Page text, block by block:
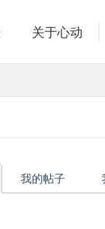
关于心动
我的帖子